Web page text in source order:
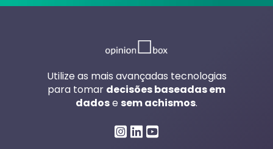
Utilize as mais avançadas tecnologias
para tomar decisões baseadas em
dadose sem achismos.